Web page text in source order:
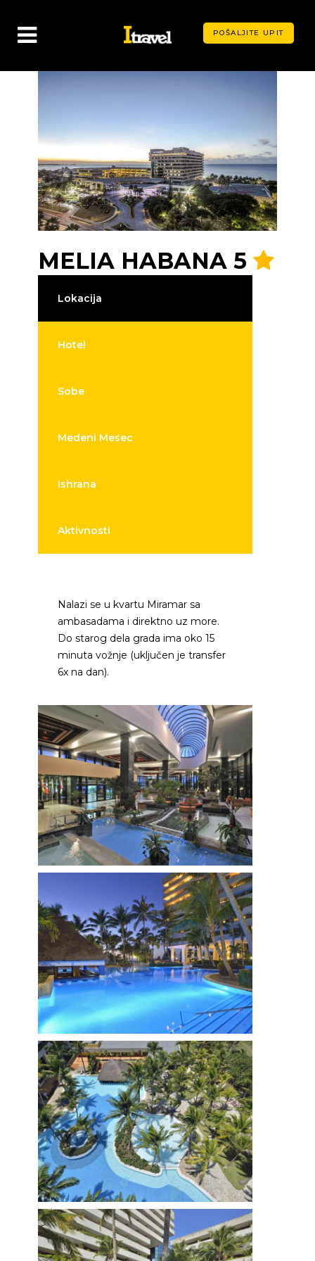
POŠALJITE UPIT
MELIA HABANA 5
Lokacija
Hotel
Sobe
Medeni Mesec
Ishrana
Aktivnosti
Nalazi se u kvartu Miramar sa
ambasadama i direktno uz more.
Do starog dela grada ima oko 15
minuta vožnje (uključen je transfer
6x na dan).